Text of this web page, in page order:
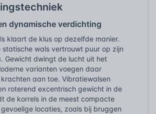
dynamische verdichting
klaart de klus op dezelfde manier.
statische wals vertrouwt puur op zijn
Gewicht dwingt de lucht uit het
varianten voegen daar
aan toe. Vibratiewalsen
roterend excentrisch gewicht in de
de korrels in de meest compacte
gevoelige locaties, zoals bij bruggen